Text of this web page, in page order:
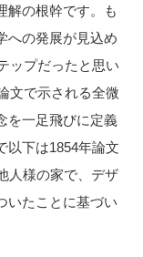
解の根幹です。も
への発展が見込め
ップだったと思い
文で示される全微
を一足飛びに定義
以下は1854年論文
人様の家で、デザ
いたことに基づい